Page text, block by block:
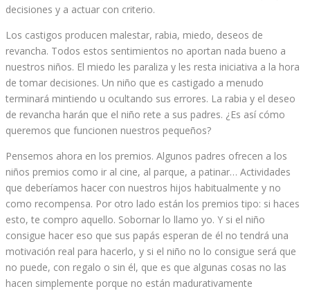
decisiones y a actuar con criterio.
Los castigos producen malestar, rabia, miedo, deseos de
revancha. Todos estos sentimientos no aportan nada bueno a
nuestros niños. El miedo les paraliza y les resta iniciativa a la hora
de tomar decisiones. Un niño que es castigado a menudo
terminará mintiendo u ocultando sus errores. La rabia y el deseo
de revancha harán que el niño rete a sus padres. ¿Es así cómo
queremos que funcionen nuestros pequeños?
Pensemos ahora en los premios. Algunos padres ofrecen a los
niños premios como ir al cine, al parque, a patinar… Actividades
que deberíamos hacer con nuestros hijos habitualmente y no
como recompensa. Por otro lado están los premios tipo: si haces
esto, te compro aquello. Sobornar lo llamo yo. Y si el niño
consigue hacer eso que sus papás esperan de él no tendrá una
motivación real para hacerlo, y si el niño no lo consigue será que
no puede, con regalo o sin él, que es que algunas cosas no las
hacen simplemente porque no están madurativamente